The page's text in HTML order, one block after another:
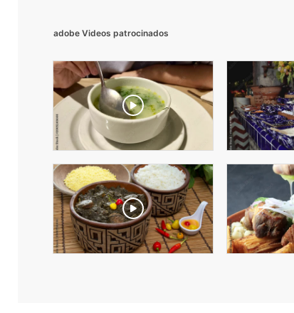
adobe Videos patrocinados